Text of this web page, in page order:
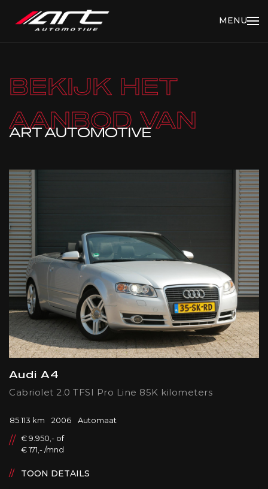
MENU
BEKIJK HET
AANBOD VAN
ART AUTOMOTIVE
Audi A4
Cabriolet 2.0 TFSI Pro Line 85K kilometers
85.113 km 2006
Automaat
€ 9.950,- of
€ 171,- /mnd
TOON DETAILS